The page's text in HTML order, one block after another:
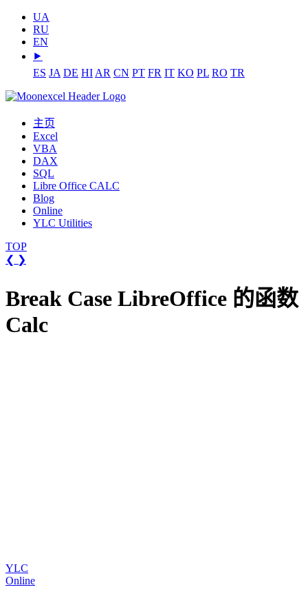
UA
RU
EN
⯈
ES JA DE HI AR CN PT FR IT KO PL RO TR
主页
Excel
VBA
DAX
SQL
Libre Office CALC
Blog
Online
YLC Utilities
TOP
❮ ❯
Break Case LibreOffice 的函数
Calc
YLC
Online